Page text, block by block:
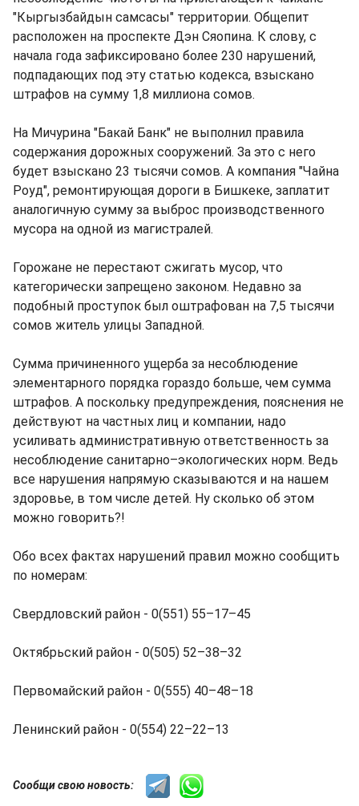
"Кыргызбайдын самсасы" территории. Общепит
расположен на проспекте Дэн Сяопина. К слову, с
начала года зафиксировано более 230 нарушений,
подпадающих под эту статью кодекса, взыскано
штрафов на сумму 1,8 миллиона сомов.
На Мичурина "Бакай Банк" не выполнил правила
содержания дорожных сооружений. За это с него
будет взыскано 23 тысячи сомов. А компания "Чайна
Роуд", ремонтирующая дороги в Бишкеке, заплатит
аналогичную сумму за выброс производственного
мусора на одной из магистралей.
Горожане не перестают сжигать мусор, что
категорически запрещено законом. Недавно за
подобный проступок был оштрафован на 7,5 тысячи
сомов житель улицы Западной.
Сумма причиненного ущерба за несоблюдение
элементарного порядка гораздо больше, чем сумма
штрафов. А поскольку предупреждения, пояснения не
действуют на частных лиц и компании, надо
усиливать административную ответственность за
несоблюдение санитарно–экологических норм. Ведь
все нарушения напрямую сказываются и на нашем
здоровье, в том числе детей. Ну сколько об этом
можно говорить?!
Обо всех фактах нарушений правил можно сообщить
по номерам:
Свердловский район - 0(551) 55–17–45
Октябрьский район - 0(505) 52–38–32
Первомайский район - 0(555) 40–48–18
Ленинский район - 0(554) 22–22–13
Сообщи свою новость: